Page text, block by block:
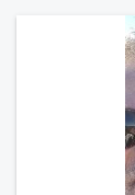
d'argent,
objectif est
profiter de
tous les
recherchez
confiance,
avec plaisir